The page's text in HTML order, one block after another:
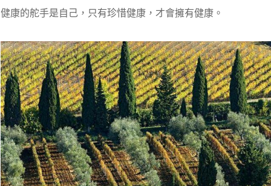
健康的舵手是自己，只有珍惜健康，才會擁有健康。